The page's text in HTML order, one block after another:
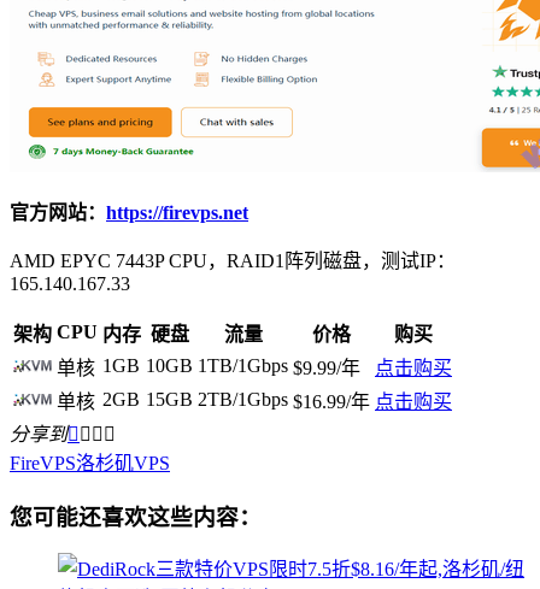
官方网站： https://firevps.net
AMD EPYC 7443P CPU，RAID1阵列磁盘，测试IP：
165.140.167.33
架构 CPU 内存 硬盘 流量 价格
购买
单核 1GB 10GB 1TB/1Gbps $9.99/年
点击购买
单核 2GB 15GB 2TB/1Gbps $16.99/年 点击购买
分享到   
FireVPS洛杉矶VPS
您可能还喜欢这些内容：